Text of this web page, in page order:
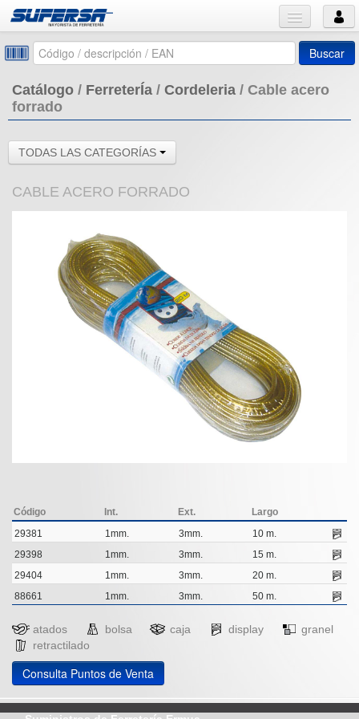
Buscar
Catálogo / FerreterÍa / Cordeleria / Cable acero
forrado
TODAS LAS CATEGORÍAS
CABLE ACERO FORRADO
Código Int. Ext. Largo
29381 1mm. 3mm. 10 m.
29398 1mm. 3mm. 15 m.
29404 1mm. 3mm. 20 m.
88661 1mm. 3mm. 50 m.
atados bolsa caja display
granel
retractilado
Consulta Puntos de Venta